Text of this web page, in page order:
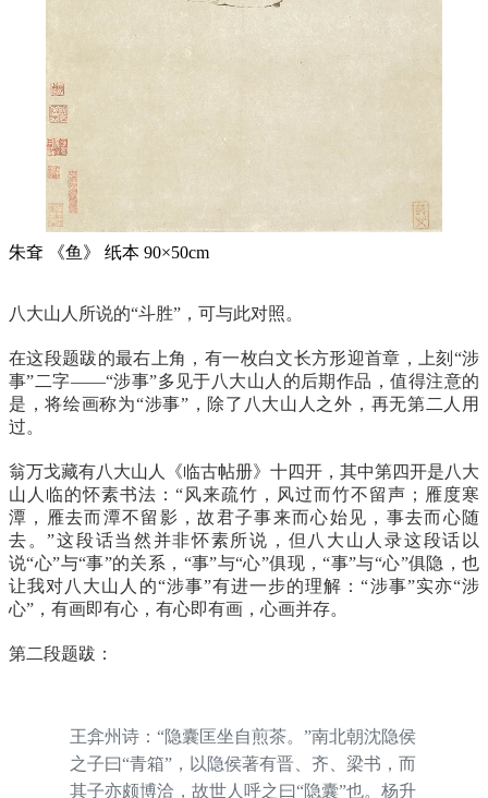
朱耷 《鱼》 纸本 90×50cm
八大山人所说的“斗胜”，可与此对照。
在这段题跋的最右上角，有一枚白文长方形迎首章，上刻“涉
事”二字——“涉事”多见于八大山人的后期作品，值得注意的
是，将绘画称为“涉事”，除了八大山人之外，再无第二人用
过。
翁万戈藏有八大山人《临古帖册》十四开，其中第四开是八大
山人临的怀素书法：“风来疏竹，风过而竹不留声；雁度寒
潭，雁去而潭不留影，故君子事来而心始见，事去而心随
去。”这段话当然并非怀素所说，但八大山人录这段话以
说“心”与“事”的关系，“事”与“心”俱现，“事”与“心”俱隐，也
让我对八大山人的“涉事”有进一步的理解：“涉事”实亦“涉
心”，有画即有心，有心即有画，心画并存。
第二段题跋：
王弇州诗：“隐囊匡坐自煎茶。”南北朝沈隐侯
之子曰“青箱”，以隐侯著有晋、齐、梁书，而
其子亦颇博洽，故世人呼之曰“隐囊”也。杨升